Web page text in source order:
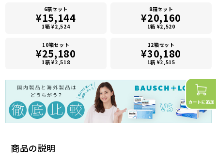
商品の説明
6箱セット
¥15,144
1箱 ¥2,524
8箱セット
¥20,160
1箱 ¥2,520
10箱セット
¥25,180
1箱 ¥2,518
12箱セット
¥30,180
1箱 ¥2,515